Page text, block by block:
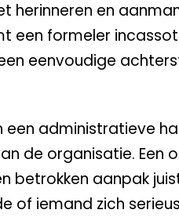
herinneren en
een formeler
eenvoudige
een administratieve
de organisatie. Een
betrokken aanpak
of iemand zich